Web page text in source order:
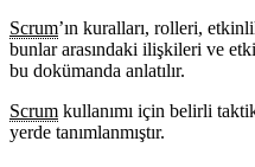
Scrum’ın kuralları, rolleri,
bunlar arasındaki ilişkileri ve
bu dokümanda anlatılır.
Scrum kullanımı için belirli
yerde tanımlanmıştır.